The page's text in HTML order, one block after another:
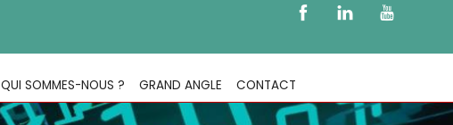
QUI SOMMES-NOUS ? GRAND ANGLE CONTACT